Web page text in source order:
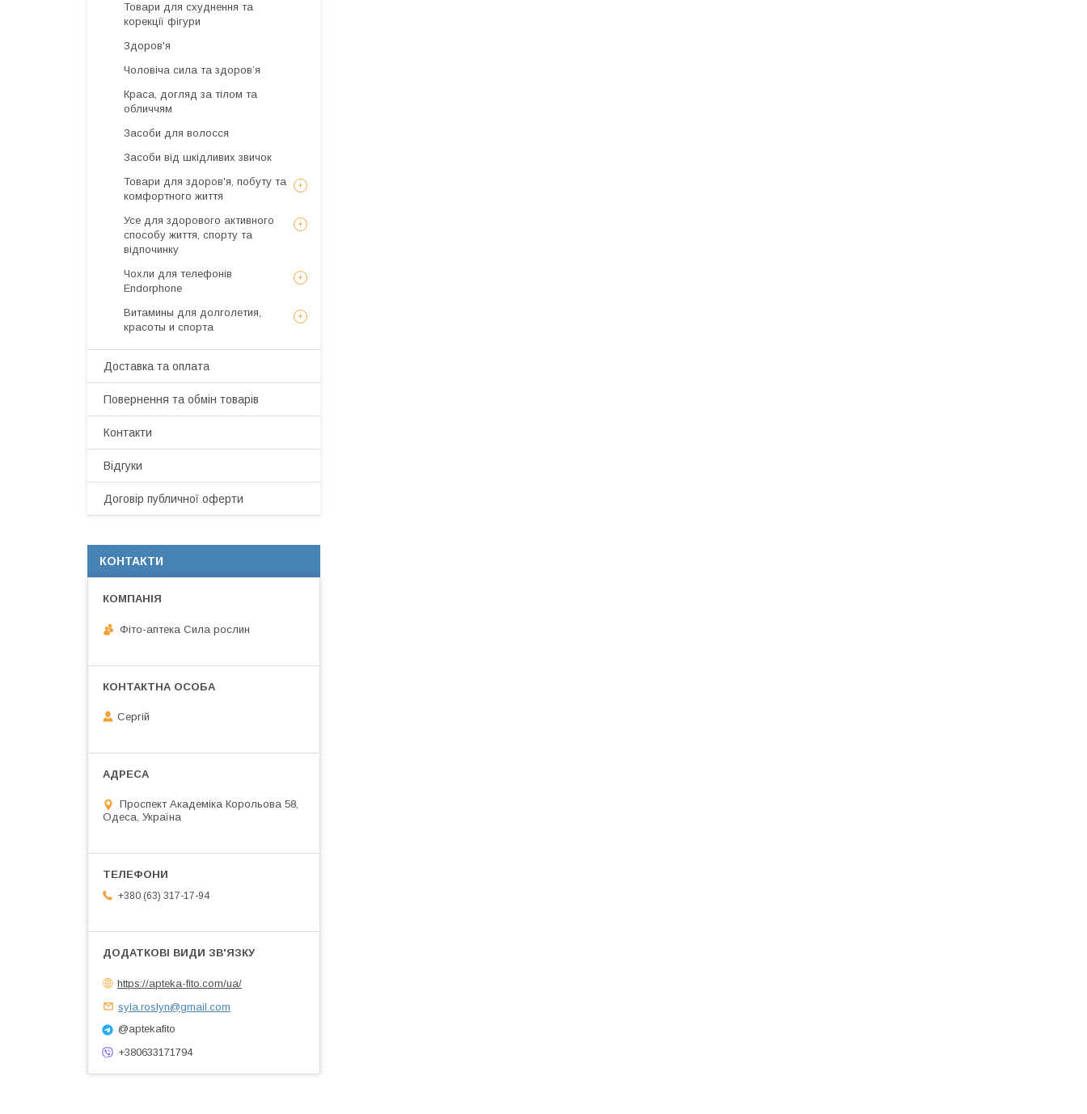
Товари для схуднення та
корекції фігури
Здоров'я
Чоловіча сила та здоров’я
Краса, догляд за тілом та
обличчям
Засоби для волосся
Засоби від шкідливих звичок
Товари для здоров'я, побуту та
комфортного життя
Усе для здорового активного
способу життя, спорту та
відпочинку
Чохли для телефонів
Endorphone
Витамины для долголетия,
красоты и спорта
Доставка та оплата
Повернення та обмін товарів
Контакти
Відгуки
Договір публичної оферти
КОНТАКТИ
Фіто-аптека Сила рослин
Сергій
Проспект Академіка Корольова 58,
Одеса, Україна
+380 (63) 317-17-94
https://apteka-fito.com/ua/
syla.roslyn@gmail.com
@aptekafito
+380633171794